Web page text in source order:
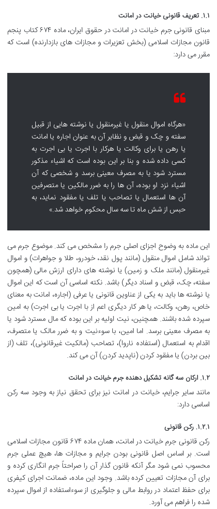
۱.۱. تعریف قانونی خیانت در امانت
مبنای قانونی جرم خیانت در امانت در حقوق ایران، ماده ۶۷۴ کتاب پنجم
قانون مجازات اسلامی (بخش تعزیرات و مجازات های بازدارنده) است که
مقرر می دارد:
«هرگاه اموال منقول یا غیرمنقول یا نوشته هایی از قبیل
سفته و چک و قبض و نظایر آن به عنوان اجاره یا امانت
یا رهن یا برای وکالت یا هرکار با اجرت یا بی اجرت به
کسی داده شده و بنا بر این بوده است که اشیاء مذکور
مسترد شود یا به مصرف معینی برسد و شخصی که آن
اشیاء نزد او بوده، آن ها را به ضرر مالکین یا متصرفین
آن ها استعمال یا تصاحب یا تلف یا مفقود نماید، به
حبس از شش ماه تا سه سال محکوم خواهد شد.»
این ماده به وضوح اجزای اصلی جرم را مشخص می کند. موضوع جرم می
تواند شامل اموال منقول (مانند پول نقد، خودرو، طلا و جواهرات) و اموال
غیرمنقول (مانند ملک و زمین) یا نوشته های دارای ارزش مالی (همچون
سفته، چک، قبض و اسناد دیگر) باشد. نکته اساسی آن است که این اموال
یا نوشته ها باید به یکی از عناوین قانونی یا عرفی (اجاره، امانت به معنای
خاص، رهن، وکالت، یا هر کار دیگری اعم از با اجرت یا بی اجرت) به امین
سپرده شده باشند. همچنین، نیت اولیه بر این بوده که مال مسترد شود یا
به مصرف معینی برسد. اما امین، با سوءنیت و به ضرر مالک یا متصرف،
اقدام به استعمال (استفاده ناروا)، تصاحب (مالکیت غیرقانونی)، تلف (از
بین بردن) یا مفقود کردن (ناپدید کردن) آن می کند.
۱.۲. ارکان سه گانه تشکیل دهنده جرم خیانت در امانت
مانند سایر جرایم، خیانت در امانت نیز برای تحقق نیاز به وجود سه رکن
اساسی دارد:
۱.۲.۱. رکن قانونی
رکن قانونی جرم خیانت در امانت، همان ماده ۶۷۴ قانون مجازات اسلامی
است. بر اساس اصل قانونی بودن جرایم و مجازات ها، هیچ عملی جرم
محسوب نمی شود مگر آنکه قانون گذار آن را صراحتاً جرم انگاری کرده و
برای آن مجازات تعیین کرده باشد. وجود این ماده، ضمانت اجرای کیفری
برای حفظ اعتماد در روابط مالی و جلوگیری از سوءاستفاده از اموال سپرده
شده را فراهم می آورد.